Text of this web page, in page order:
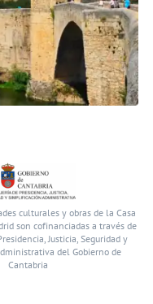
culturales y obras de la Casa
son cofinanciadas a través de
Justicia, Seguridad y
del Gobierno de
Cantabria